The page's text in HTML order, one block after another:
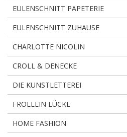
EULENSCHNITT PAPETERIE
EULENSCHNITT ZUHAUSE
CHARLOTTE NICOLIN
CROLL & DENECKE
DIE KUNSTLETTEREI
FROLLEIN LÜCKE
HOME FASHION